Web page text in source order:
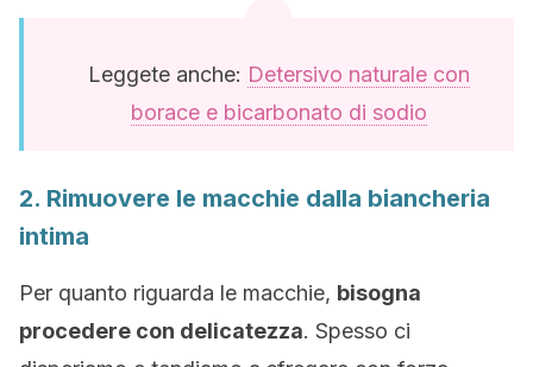
Leggete anche: Detersivo naturale con
borace e bicarbonato di sodio
2. Rimuovere le macchie dalla biancheria
intima
Per quanto riguarda le macchie, bisogna
procedere con delicatezza. Spesso ci